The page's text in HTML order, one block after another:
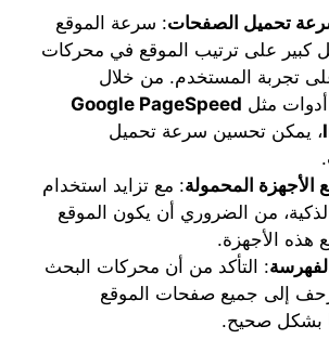
تحميل الصفحات: سرعة الموقع
كبير على ترتيب الموقع في محركات
تجربة المستخدم. من خلال
مثل Google PageSpeed
، يمكن تحسين سرعة تحميل
الأجهزة المحمولة: مع تزايد استخدام
من الضروري أن يكون الموقع
هذه الأجهزة.
: التأكد من أن محركات البحث
إلى جميع صفحات الموقع
بشكل صحيح.